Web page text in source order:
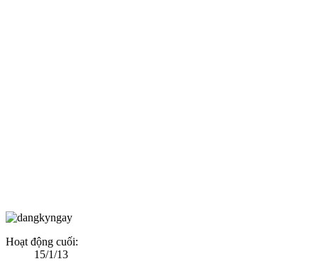
Hoạt động cuối:
15/1/13